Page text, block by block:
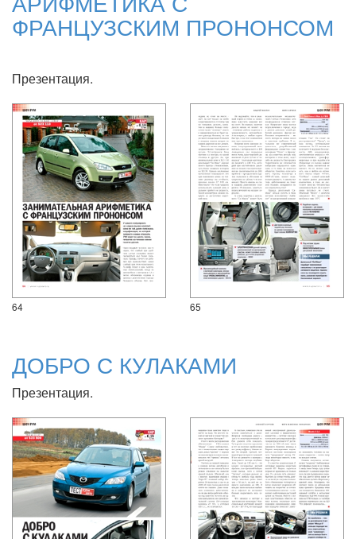
ФРАНЦУЗСКИМ ПРОНОНСОМ
Презентация.
64 65
ДОБРО С КУЛАКАМИ
Презентация.